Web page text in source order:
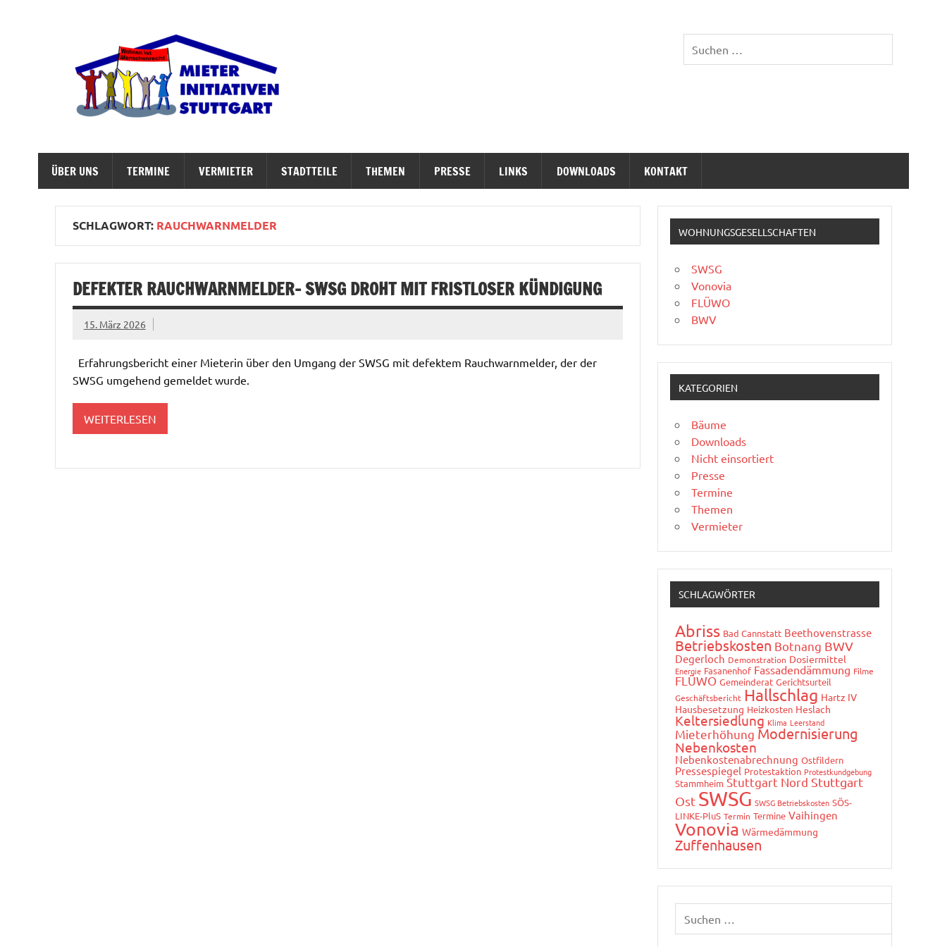
ÜBER UNS TERMINE VERMIETER STADTTEILE THEMEN PRESSE LINKS DOWNLOADS KONTAKT
SCHLAGWORT: RAUCHWARNMELDER
DEFEKTER RAUCHWARNMELDER- SWSG DROHT MIT FRISTLOSER KÜNDIGUNG
15. März 2026
Erfahrungsbericht einer Mieterin über den Umgang der SWSG mit defektem Rauchwarnmelder, der der
SWSG umgehend gemeldet wurde.
WEITERLESEN
WOHNUNGSGESELLSCHAFTEN
SWSG
Vonovia
FLÜWO
BWV
KATEGORIEN
Bäume
Downloads
Nicht einsortiert
Presse
Termine
Themen
Vermieter
SCHLAGWÖRTER
Abriss Bad Cannstatt Beethovenstrasse
Betriebskosten Botnang BWV
Degerloch Demonstration Dosiermittel
Energie Fasanenhof Fassadendämmung Filme
FLÜWO Gemeinderat Gerichtsurteil
Geschäftsbericht Hallschlag Hartz IV
Hausbesetzung Heizkosten Heslach
Keltersiedlung Klima Leerstand
Mieterhöhung Modernisierung
Nebenkosten
Nebenkostenabrechnung Ostfildern
Pressespiegel Protestaktion Protestkundgebung
Stammheim Stuttgart Nord Stuttgart
Ost SWSG SWSG Betriebskosten SÖS-
LINKE-PluS Termin Termine Vaihingen
Vonovia Wärmedämmung
Zuffenhausen